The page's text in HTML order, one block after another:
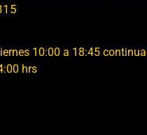
10:00 a 18:45
hrs